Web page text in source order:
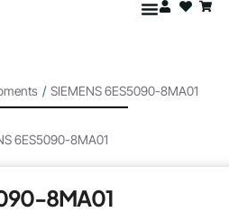
/ SIEMENS 6ES5090-8MA01
8MA01